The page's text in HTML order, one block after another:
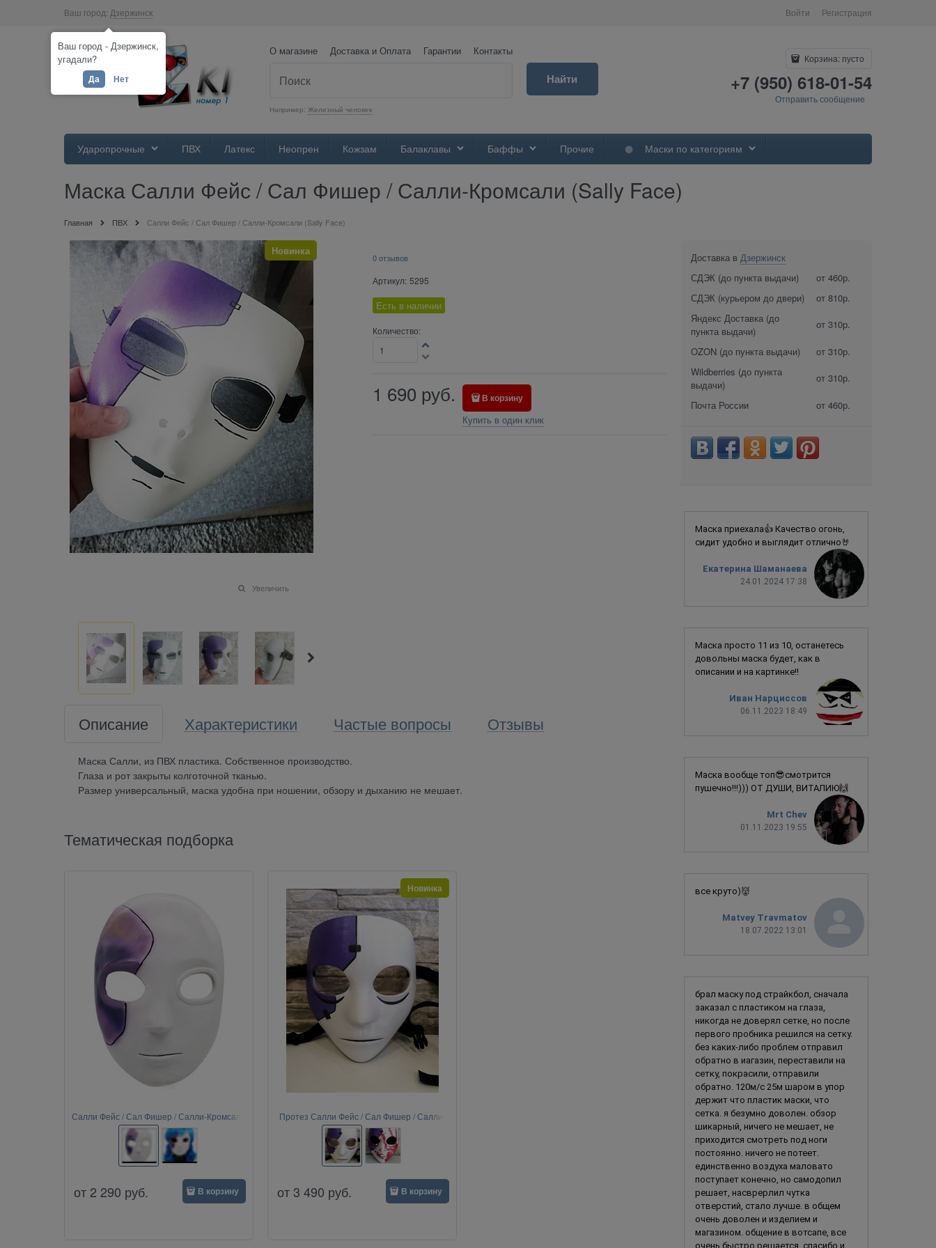
Ваш город: Дзержинск Войти Регистрация
О магазине Доставка и Оплата Гарантии Контакты
Например: Железный человек
Найти
Корзина: пусто
+7 (950) 618-01-54
Отправить сообщение
Ударопрочные ПВХ Латекс Неопрен Кожзам Балаклавы Баффы Прочие Маски по категориям
Маска Салли Фейс / Сал Фишер / Салли-Кромсали (Sally Face)
Главная ПВХ Салли Фейс / Сал Фишер / Салли-Кромсали (Sally Face)
Новинка
Увеличить
0 отзывов
Артикул: 5295
Есть в наличии
Количество:
1 690 руб. В корзину
Купить в один клик
Описание Характеристики Частые вопросы Отзывы
Маска Салли, из ПВХ пластика. Собственное производство.
Глаза и рот закрыты колготочной тканью.
Размер универсальный, маска удобна при ношении, обзору и дыханию не мешает.
Тематическая подборка
Салли Фейс / Сал Фишер / Салли-Кромсали
(Sally Face)
от 2 290 руб. В корзину
Протез Салли Фейс / Сал Фишер / Салли-
Кромсали (Sally Face)
Новинка
от3 490 руб. В корзину
Доставка в Дзержинск
СДЭК (до пункта выдачи)
от 460р.
СДЭК (курьером до двери)
от 810р.
Яндекс Доставка (до
пункта выдачи)
от 310р.
OZON (до пункта выдачи)
от 310р.
Wildberries (до пункта
выдачи)
от 310р.
Почта России от 460р.
Екатерина Шаманаева
24.01.2024 17:38
Маска приехала👍 Качество огонь,
сидит удобно и выглядит отлично🤘
Иван Нарциссов
06.11.2023 18:49
Маска просто 11 из 10, останетесь
довольны маска будет, как в
описании и на картинке!!
Mrt Chev
01.11.2023 19:55
Маска вообще топ😎смотрится
пушечно!!!))) ОТ ДУШИ, ВИТАЛИЮ🙌
Matvey Travmatov
18.07.2022 13:01
все круто)👹
брал маску под страйкбол, сначала
заказал с пластиком на глаза,
никогда не доверял сетке, но после
первого пробника решился на сетку.
без каких-либо проблем отправил
обратно в иагазин, переставили на
сетку, покрасили, отправили
обратно. 120м/с 25м шаром в упор
держит что пластик маски, что
сетка. я безумно доволен. обзор
шикарный, ничего не мешает, не
приходится смотреть под ноги
постоянно. ничего не потеет.
единственно воздуха маловато
поступает конечно, но самодопил
решает, насврерлил чутка
отверстий, стало лучше. в общем
очень доволен и изделием и
магазином. общение в вотсапе, все
очень быстро решается. спасибо и
Ваш город - Дзержинск,
угадали?
Да Нет